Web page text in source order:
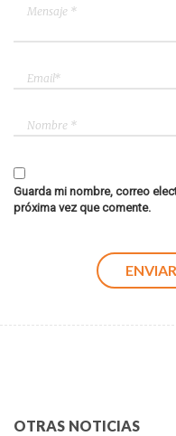
Guarda mi nombre, correo
próxima vez que comente.
OTRAS NOTICIAS